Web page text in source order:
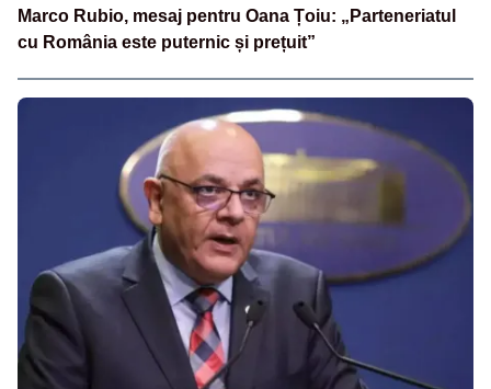
Marco Rubio, mesaj pentru Oana Țoiu: „Parteneriatul
cu România este puternic și prețuit”